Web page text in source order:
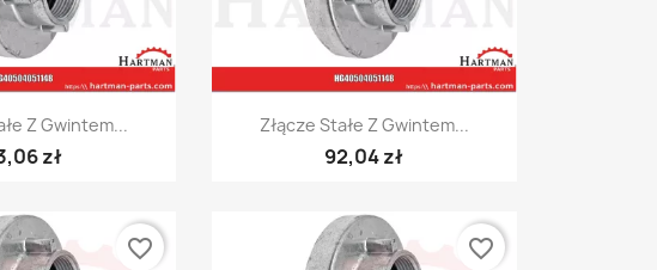
podgląd
Z Gwintem...
zł
Szybki podgląd
Złącze Stałe Z Gwintem...
92,04 zł
favorite_border favorite_border